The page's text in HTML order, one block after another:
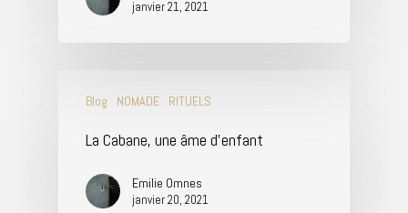
janvier 21, 2021
Blog NOMADE RITUELS
La Cabane, une âme d’enfant
Emilie Omnes
janvier 20, 2021